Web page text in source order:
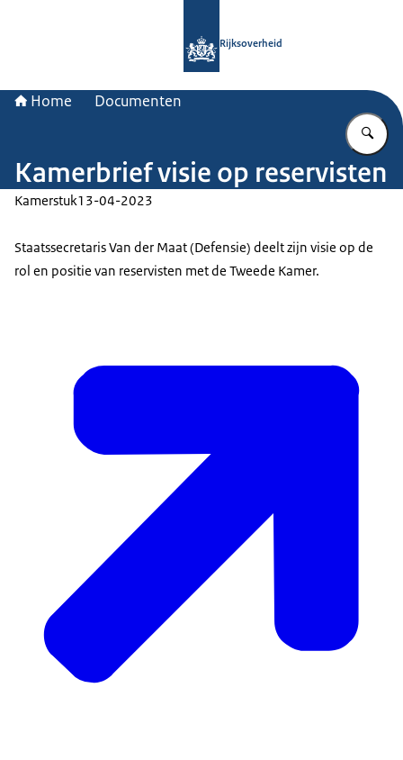
Rijksoverheid
Home Documenten
Kamerbrief visie op reservisten
Kamerstuk13-04-2023
Staatssecretaris Van der Maat (Defensie) deelt zijn visie op de
rol en positie van reservisten met de Tweede Kamer.